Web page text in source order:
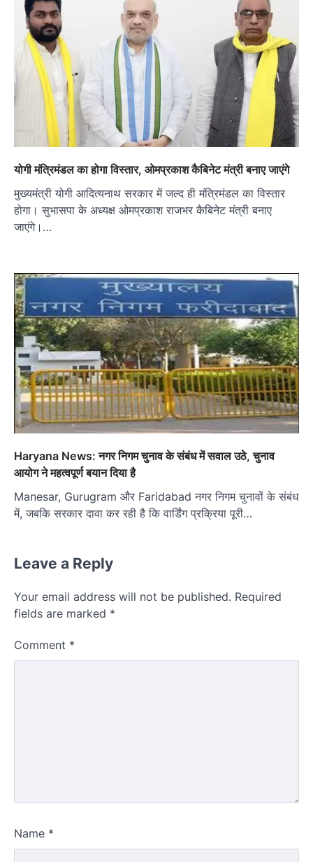
योगी मंत्रिमंडल का होगा विस्तार, ओमप्रकाश कैबिनेट मंत्री बनाए जाएंगे
मुख्यमंत्री योगी आदित्यनाथ सरकार में जल्द ही मंत्रिमंडल का विस्तार
होगा। सुभासपा के अध्यक्ष ओमप्रकाश राजभर कैबिनेट मंत्री बनाए
जाएंगे।…
Haryana News: नगर निगम चुनाव के संबंध में सवाल उठे, चुनाव
आयोग ने महत्वपूर्ण बयान दिया है
Manesar, Gurugram और Faridabad नगर निगम चुनावों के संबंध
में, जबकि सरकार दावा कर रही है कि वार्डिंग प्रक्रिया पूरी…
Leave a Reply
Your email address will not be published. Required
fields are marked *
Comment *
Name *